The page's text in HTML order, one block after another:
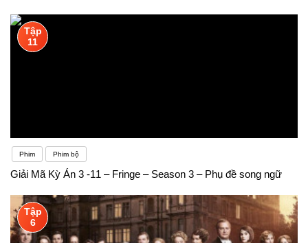
Tập
11
Phim Phim bộ
Giải Mã Kỳ Án 3 -11 – Fringe – Season 3 – Phụ đề song ngữ
Tập
6